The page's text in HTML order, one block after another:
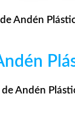
Andén
de Andén